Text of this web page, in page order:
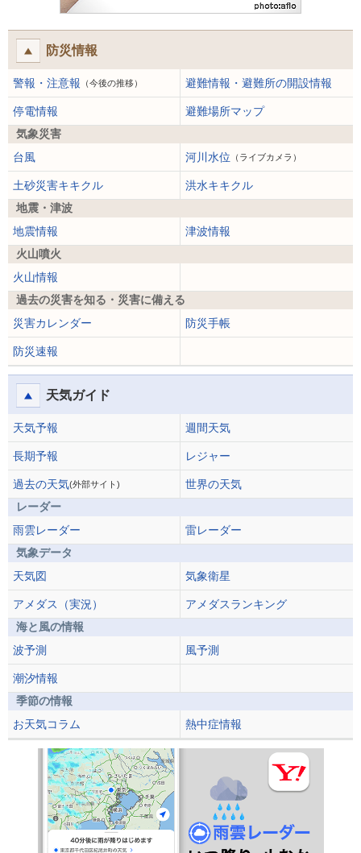
防災情報
警報・注意報 （今後の推移） 避難情報・避難所の開設情報
停電情報
避難場所マップ
気象災害
台風
河川水位 （ライブカメラ）
土砂災害キキクル
洪水キキクル
地震・津波
地震情報
津波情報
火山噴火
火山情報
過去の災害を知る・災害に備える
災害カレンダー
防災手帳
防災速報
天気ガイド
天気予報 週間天気
長期予報 レジャー
過去の天気(外部サイト)
世界の天気
レーダー
雨雲レーダー
雷レーダー
気象データ
天気図
気象衛星
アメダス（実況）
アメダスランキング
海と風の情報
波予測
風予測
潮汐情報
季節の情報
お天気コラム
熱中症情報